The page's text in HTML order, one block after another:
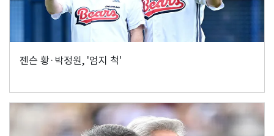
젠슨 황·박정원, '엄지 척'